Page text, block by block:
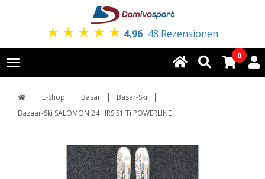
★ ★ ★ ★ ★ 4,96 48 Rezensionen
Toggle
navigation
0
E-Shop Basar
Basar-Ski
Bazaar-Ski SALOMON 24 HRS S1 Ti POWERLINE